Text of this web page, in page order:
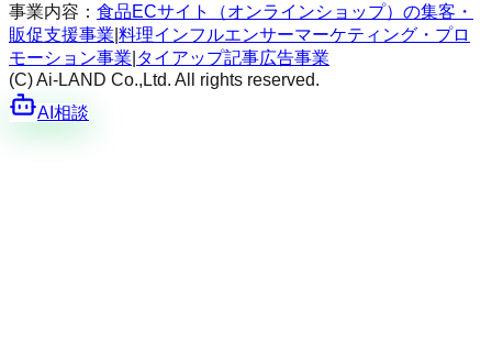
事業内容： 食品ECサイト（オンラインショップ）の集客・
販促支援事業 料理インフルエンサーマーケティング・プロ
モーション事業 タイアップ記事広告事業
(C) Ai-LAND Co.,Ltd. All rights reserved.
AI相談